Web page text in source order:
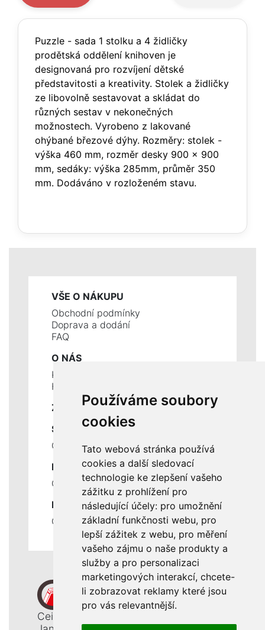
Používáme soubory
cookies
Tato webová stránka používá
cookies a další sledovací
technologie ke zlepšení vašeho
zážitku z prohlížení pro
následující účely: pro umožnění
základní funkčnosti webu, pro
lepší zážitek z webu, pro měření
vašeho zájmu o naše produkty a
služby a pro personalizaci
marketingových interakcí, chcete-
li zobrazovat reklamy které jsou
pro vás relevantnější.
Puzzle - sada 1 stolku a 4 židličky
prodětská oddělení knihoven je
designovaná pro rozvíjení dětské
představitosti a kreativity. Stolek a židličky
ze libovolně sestavovat a skládat do
různých sestav v nekonečných
možnostech. Vyrobeno z lakované
ohýbané březové dýhy. Rozměry: stolek -
výška 460 mm, rozměr desky 900 x 900
mm, sedáky: výška 285mm, průměr 350
mm. Dodáváno v rozloženém stavu.
VŠE O NÁKUPU
Obchodní podmínky
Doprava a dodání
FAQ
O NÁS
Kontakty
Historie a současnost
ZÁKLADNÍ ÚDAJE
SLUŽBY
Ceník servisních prací
DŮLEŽITÉ INFORMACE
Ochrana osobních údajů
RYCHLÉ ODKAZY
Odstoupení od smlouvy
Ceiba, s. r. o.